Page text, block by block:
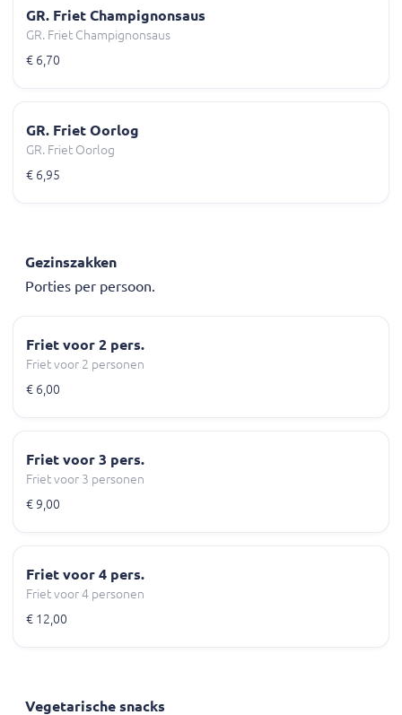
GR. Friet Champignonsaus
GR. Friet Champignonsaus
€ 6,70
GR. Friet Oorlog
GR. Friet Oorlog
€ 6,95
Gezinszakken
Porties per persoon.
Friet voor 2 pers.
Friet voor 2 personen
€ 6,00
Friet voor 3 pers.
Friet voor 3 personen
€ 9,00
Friet voor 4 pers.
Friet voor 4 personen
€ 12,00
Vegetarische snacks